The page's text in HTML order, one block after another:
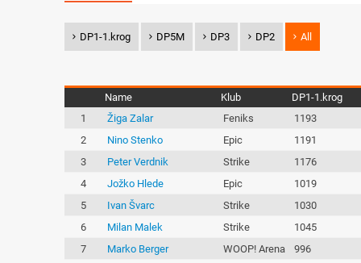
DP1-1.krog DP5M DP3 DP2 All
Name Klub
DP1-1.krog
1
Žiga Zalar Feniks
1193
2
Nino Stenko Epic
1191
3
Peter Verdnik Strike
1176
4
Jožko Hlede Epic
1019
5
Ivan Švarc Strike
1030
6
Milan Malek Strike
1045
7
Marko Berger WOOP! Arena
996